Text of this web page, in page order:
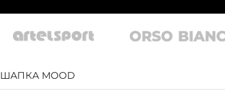
ШАПКА MOOD